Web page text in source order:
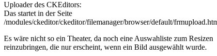
Uploader des CKEditors:
Das startet in der Seite
/modules/ckeditor/ckeditor/filemanager/browser/default/
Es wäre nicht so ein Theater, da noch eine Auswahliste zum Resizen
reinzubringen, die nur erscheint, wenn ein Bild ausgewählt wurde.